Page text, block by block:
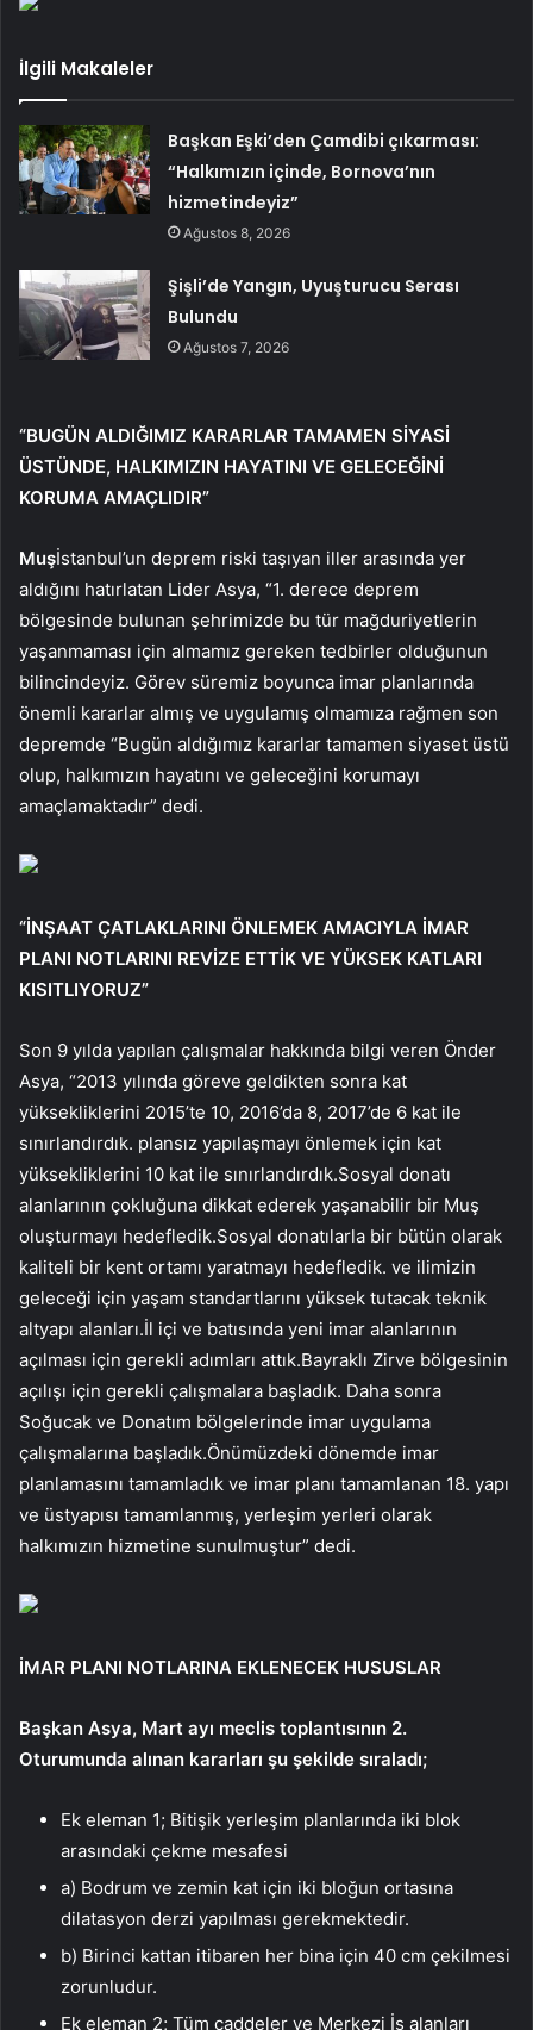
İlgili Makaleler
Başkan Eşki’den Çamdibi çıkarması:
“Halkımızın içinde, Bornova’nın
hizmetindeyiz”
Ağustos 8, 2026
Şişli’de Yangın, Uyuşturucu Serası
Bulundu
Ağustos 7, 2026
“BUGÜN ALDIĞIMIZ KARARLAR TAMAMEN SİYASİ
ÜSTÜNDE, HALKIMIZIN HAYATINI VE GELECEĞİNİ
KORUMA AMAÇLIDIR”
Muşİstanbul’un deprem riski taşıyan iller arasında yer
aldığını hatırlatan Lider Asya, “1. derece deprem
bölgesinde bulunan şehrimizde bu tür mağduriyetlerin
yaşanmaması için almamız gereken tedbirler olduğunun
bilincindeyiz. Görev süremiz boyunca imar planlarında
önemli kararlar almış ve uygulamış olmamıza rağmen son
depremde “Bugün aldığımız kararlar tamamen siyaset üstü
olup, halkımızın hayatını ve geleceğini korumayı
amaçlamaktadır” dedi.
“İNŞAAT ÇATLAKLARINI ÖNLEMEK AMACIYLA İMAR
PLANI NOTLARINI REVİZE ETTİK VE YÜKSEK KATLARI
KISITLIYORUZ”
Son 9 yılda yapılan çalışmalar hakkında bilgi veren Önder
Asya, “2013 yılında göreve geldikten sonra kat
yüksekliklerini 2015’te 10, 2016’da 8, 2017’de 6 kat ile
sınırlandırdık. plansız yapılaşmayı önlemek için kat
yüksekliklerini 10 kat ile sınırlandırdık.Sosyal donatı
alanlarının çokluğuna dikkat ederek yaşanabilir bir Muş
oluşturmayı hedefledik.Sosyal donatılarla bir bütün olarak
kaliteli bir kent ortamı yaratmayı hedefledik. ve ilimizin
geleceği için yaşam standartlarını yüksek tutacak teknik
altyapı alanları.İl içi ve batısında yeni imar alanlarının
açılması için gerekli adımları attık.Bayraklı Zirve bölgesinin
açılışı için gerekli çalışmalara başladık. Daha sonra
Soğucak ve Donatım bölgelerinde imar uygulama
çalışmalarına başladık.Önümüzdeki dönemde imar
planlamasını tamamladık ve imar planı tamamlanan 18. yapı
ve üstyapısı tamamlanmış, yerleşim yerleri olarak
halkımızın hizmetine sunulmuştur” dedi.
İMAR PLANI NOTLARINA EKLENECEK HUSUSLAR
Başkan Asya, Mart ayı meclis toplantısının 2.
Oturumunda alınan kararları şu şekilde sıraladı;
Ek eleman 1; Bitişik yerleşim planlarında iki blok
arasındaki çekme mesafesi
a) Bodrum ve zemin kat için iki bloğun ortasına
dilatasyon derzi yapılması gerekmektedir.
b) Birinci kattan itibaren her bina için 40 cm çekilmesi
zorunludur.
Ek eleman 2; Tüm caddeler ve Merkezi İş alanları